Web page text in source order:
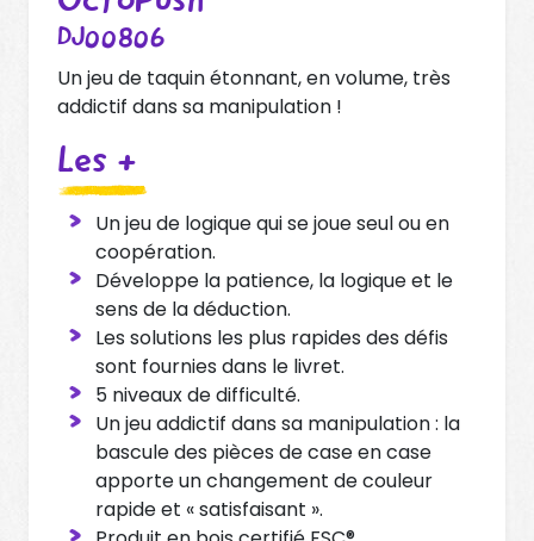
DJ00806
Un jeu de taquin étonnant, en volume, très
addictif dans sa manipulation !
Les +
Un jeu de logique qui se joue seul ou en
coopération.
Développe la patience, la logique et le
sens de la déduction.
Les solutions les plus rapides des défis
sont fournies dans le livret.
5 niveaux de difficulté.
Un jeu addictif dans sa manipulation : la
bascule des pièces de case en case
apporte un changement de couleur
rapide et « satisfaisant ».